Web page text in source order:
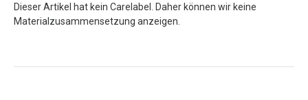
Dieser Artikel hat kein Carelabel. Daher können wir keine
Materialzusammensetzung anzeigen.